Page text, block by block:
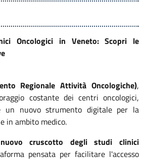
Oncologici in Veneto: Scopri le
Regionale Attività Oncologiche),
costante dei centri oncologici,
un nuovo strumento digitale per la
in ambito medico.
nuovo cruscotto degli studi clinici
pensata per facilitare l'accesso